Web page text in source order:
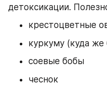
детоксикации.
крестоцветные
куркуму (куда же
соевые бобы
чеснок